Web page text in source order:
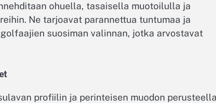
ohuella, tasaisella muotoilulla ja
Ne tarjoavat parannettua tuntumaa ja
suosiman valinnan, jotka arvostavat
profiilin ja perinteisen muodon